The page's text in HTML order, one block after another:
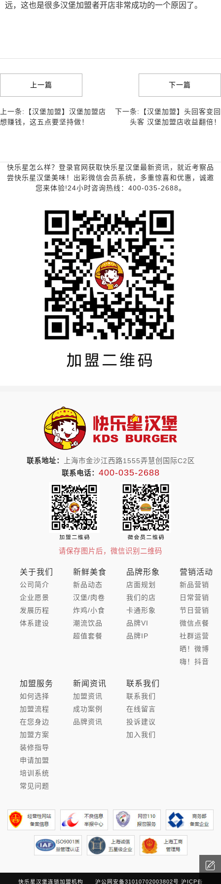
远，这也是很多汉堡加盟者开店非常成功的一个原因了。
上一篇
上一条:【汉堡加盟】汉堡加盟店
想赚钱，这五点要坚持做！
下一篇
下一条:【汉堡加盟】头回客变回
头客 汉堡加盟店收益翻倍！
快乐星怎么样？登录官网获取快乐星汉堡最新资讯，就近考察品
尝快乐星汉堡美味！出彩微信会员系统，多重惊喜和优惠，诚邀
您来体验!24小时咨询热线：400-035-2688。
联系地址：
上海市金沙江西路1555弄慧创国际C2区
联系电话： 400-035-2688
请保存图片后，微信识别二维码
关于我们
公司简介
企业愿景
发展历程
体系建设
新鲜美食
新品动态
汉堡/肉卷
炸鸡/小食
潮流饮品
超值套餐
品牌形象
店面规划
我们的店
卡通形象
品牌VI
品牌IP
营销活动
新品营销
日常营销
节日营销
微信点餐
社群运营
晒！微博
嗨！抖音
加盟服务
如何选择
加盟流程
在您身边
加盟方案
装修指导
申请加盟
培训系统
常见问题
新闻资讯
加盟资讯
成功案例
品牌资讯
联系我们
联系我们
在线留言
投诉建议
加入我们
快乐星汉堡连锁加盟机构 沪公网安备31010702003802号 沪ICP备